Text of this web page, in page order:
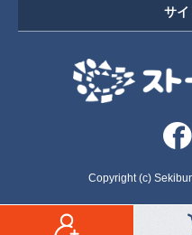
サイ
HOME
新着情報
イベント・セミナー情報
いしずえ
Copyright (c)